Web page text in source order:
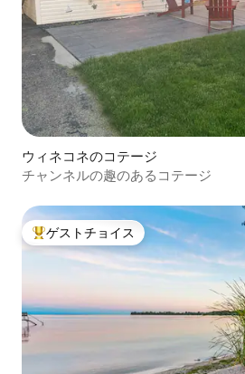
ウィネコネのコテージ
チャンネルの趣のあるコテージ
大好評のゲストチョイスです。
ゲストチョイス